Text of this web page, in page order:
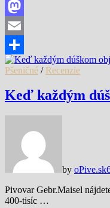
Facebook
Mastodon
Email
Share
Pšeničné / Recenzie
Keď každým
by oPive.sk
Pivovar Gebr.Maisel
400-tisíc …